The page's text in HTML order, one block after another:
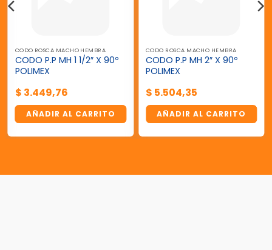
CODO ROSCA MACHO HEMBRA
CODO P.P MH 1 1/2″ X 90º
POLIMEX
$ 3.449,76
AÑADIR AL CARRITO
CODO ROSCA MACHO HEMBRA
CODO P.P MH 2″ X 90º
POLIMEX
$ 5.504,35
AÑADIR AL CARRITO